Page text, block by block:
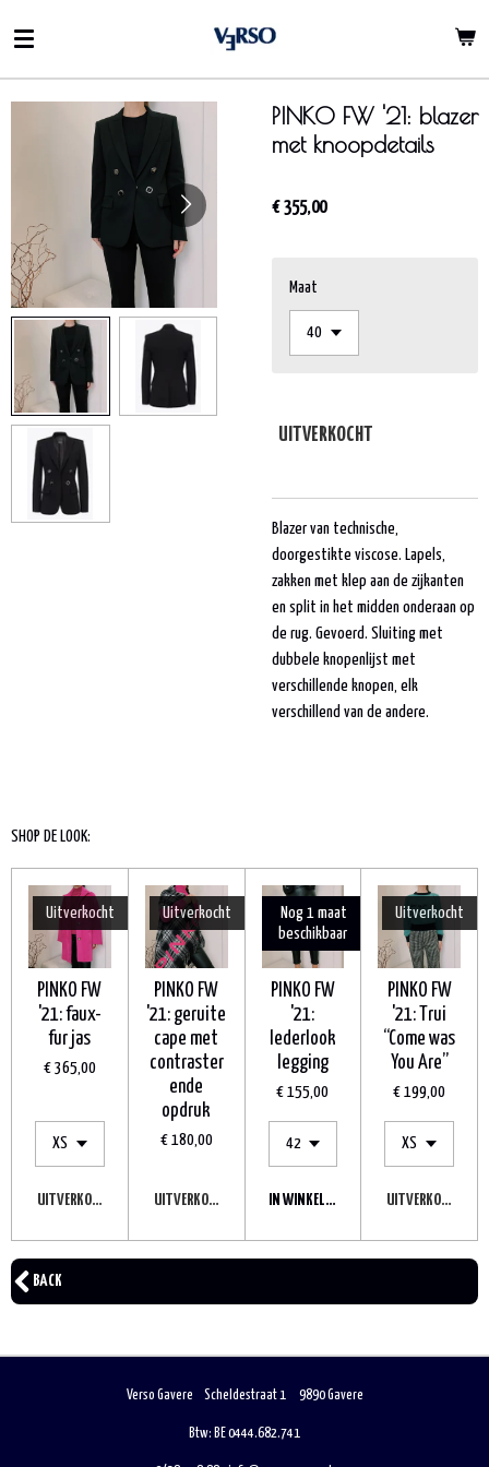
direct
naar
de
hoofdinhoud
PINKO FW '21: blazer
met knoopdetails
€ 355,00
Maat
UITVERKOCHT
Blazer van technische,
doorgestikte viscose. Lapels,
zakken met klep aan de zijkanten
en split in het midden onderaan op
de rug. Gevoerd. Sluiting met
dubbele knopenlijst met
verschillende knopen, elk
verschillend van de andere.
SHOP DE LOOK:
Uitverkocht
PINKO FW
'21: faux-
fur jas
€ 365,00
UITVERKOCHT
Uitverkocht
PINKO FW
'21: geruite
cape met
contraster
ende
opdruk
€ 180,00
UITVERKOCHT
Nog 1 maat
beschikbaar
PINKO FW
'21:
lederlook
legging
€ 155,00
IN WINKELWAGEN
Uitverkocht
PINKO FW
'21: Trui
“Come was
You Are”
€ 199,00
UITVERKOCHT
BACK
Verso Gavere Scheldestraat 1 9890 Gavere
Btw: BE 0444.682.741